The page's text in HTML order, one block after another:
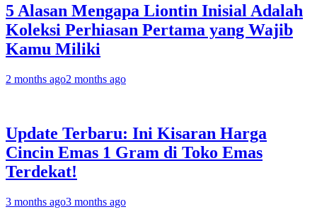
5 Alasan Mengapa Liontin Inisial Adalah
Koleksi Perhiasan Pertama yang Wajib
Kamu Miliki
2 months ago2 months ago
Update Terbaru: Ini Kisaran Harga
Cincin Emas 1 Gram di Toko Emas
Terdekat!
3 months ago3 months ago